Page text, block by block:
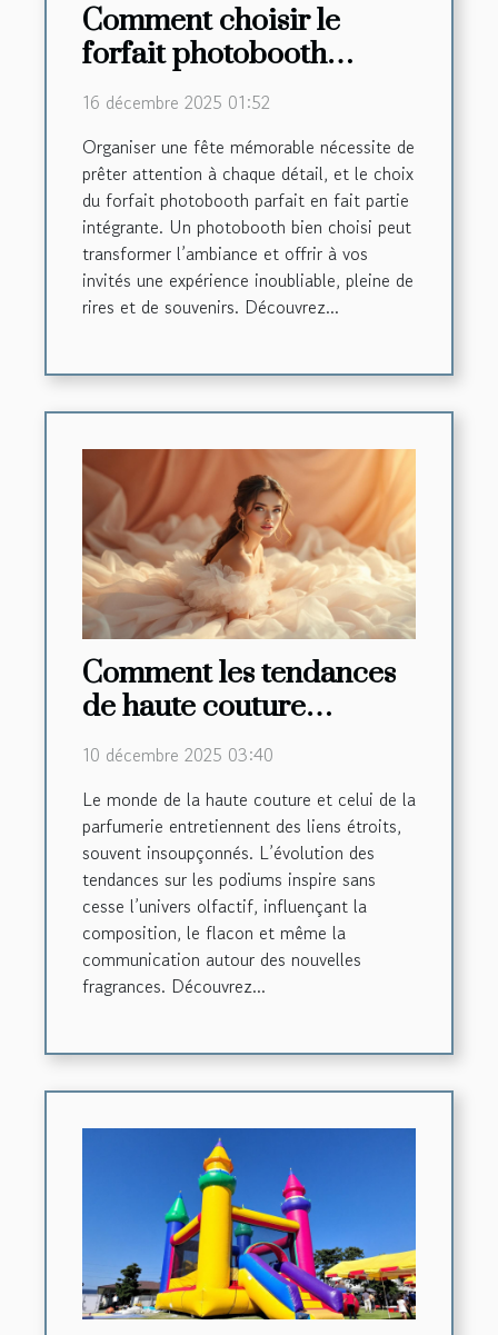
Comment choisir le
forfait photobooth
parfait pour votre fête
d'anniversaire ?
16 décembre 2025 01:52
Organiser une fête mémorable nécessite de
prêter attention à chaque détail, et le choix
du forfait photobooth parfait en fait partie
intégrante. Un photobooth bien choisi peut
transformer l’ambiance et offrir à vos
invités une expérience inoubliable, pleine de
rires et de souvenirs. Découvrez...
Comment les tendances
de haute couture
influencent-elles les
créations de parfums ?
10 décembre 2025 03:40
Le monde de la haute couture et celui de la
parfumerie entretiennent des liens étroits,
souvent insoupçonnés. L’évolution des
tendances sur les podiums inspire sans
cesse l’univers olfactif, influençant la
composition, le flacon et même la
communication autour des nouvelles
fragrances. Découvrez...